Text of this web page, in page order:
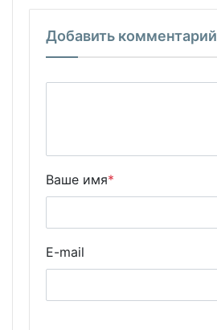
Добавить комментарий
Ваше имя*
E-mail